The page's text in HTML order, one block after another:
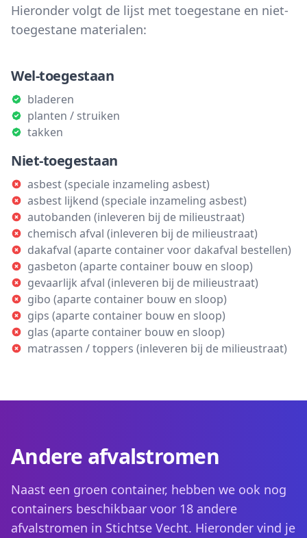
Hieronder volgt de lijst met toegestane en niet-
toegestane materialen:
Wel-toegestaan
bladeren
planten / struiken
takken
Niet-toegestaan
asbest (speciale inzameling asbest)
asbest lijkend (speciale inzameling asbest)
autobanden (inleveren bij de milieustraat)
chemisch afval (inleveren bij de milieustraat)
dakafval (aparte container voor dakafval bestellen)
gasbeton (aparte container bouw en sloop)
gevaarlijk afval (inleveren bij de milieustraat)
gibo (aparte container bouw en sloop)
gips (aparte container bouw en sloop)
glas (aparte container bouw en sloop)
matrassen / toppers (inleveren bij de milieustraat)
Andere afvalstromen
Naast een groen container, hebben we ook nog
containers beschikbaar voor 18 andere
afvalstromen in Stichtse Vecht. Hieronder vind je